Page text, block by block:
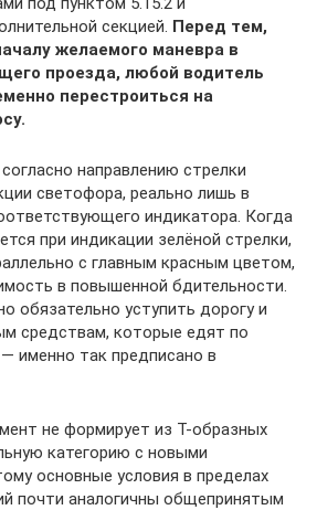
секцией. Перед тем,
желаемого маневра в
проезда, любой водитель
перестроиться на
направлению стрелки
светофора, реально лишь в
индикатора. Когда
при индикации зелёной стрелки,
с главным красным цветом,
в повышенной бдительности.
обязательно уступить дорогу и
средствам, которые едят по
именно так предписано в
не формирует из Т-образных
категорию с новыми
основные условия в пределах
почти аналогичны общепринятым